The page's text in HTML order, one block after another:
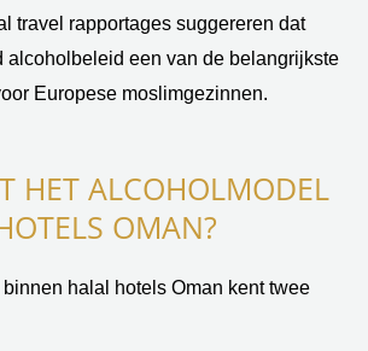
travel rapportages suggereren dat
alcoholbeleid een van de belangrijkste
Europese moslimgezinnen.
HET ALCOHOLMODEL
OMAN?
halal hotels Oman kent twee